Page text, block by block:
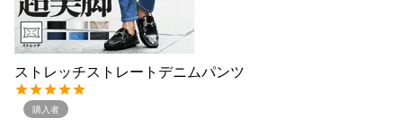
ストレッチストレートデニムパンツ
購入者